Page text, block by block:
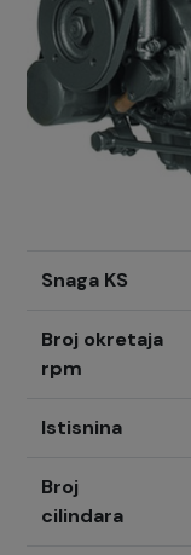
Snaga KS
Broj okretaja
rpm
Istisnina
Broj
cilindara